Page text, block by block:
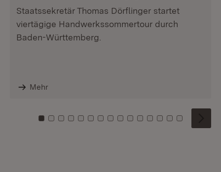
Staatssekretär Thomas Dörflinger startet
viertägige Handwerkssommertour durch
Baden-Württemberg.
Mehr
Zu Kachel: 0
Zu Kachel: 1
Zu Kachel: 2
Zu Kachel: 3
Zu Kachel: 4
Zu Kachel: 5
Zu Kachel: 6
Zu Kachel: 7
Zu Kachel: 8
Zu Kachel: 9
Zu Kachel: 10
Zu Kachel: 11
Zu Kachel: 12
Zu Kachel:
Zu